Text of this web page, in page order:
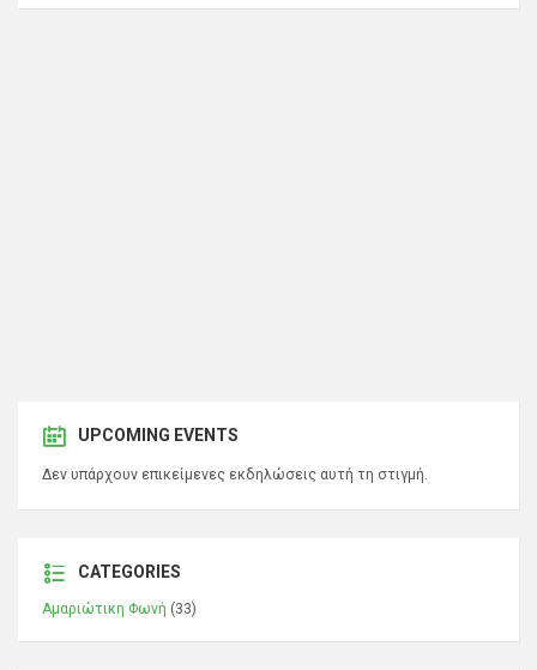
UPCOMING EVENTS
Δεν υπάρχουν επικείμενες εκδηλώσεις αυτή τη στιγμή.
CATEGORIES
Αμαριώτικη Φωνή (33)